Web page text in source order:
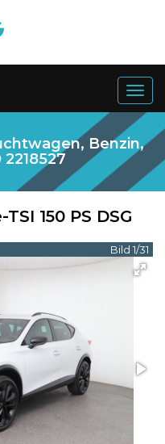
Benzin,
150 PS DSG
Bild 1/31